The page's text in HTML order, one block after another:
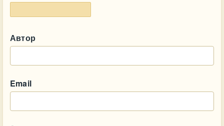
Автор
Email